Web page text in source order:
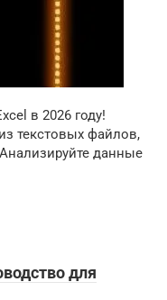
в 2026 году!
текстовых файлов,
данные
для